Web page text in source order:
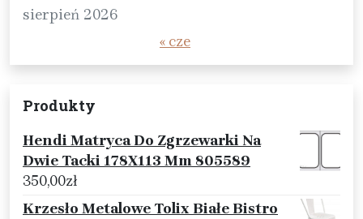
sierpień 2026
« cze
Produkty
Hendi Matryca Do Zgrzewarki Na
Dwie Tacki 178X113 Mm 805589
350,00zł
Krzesło Metalowe Tolix Białe Bistro